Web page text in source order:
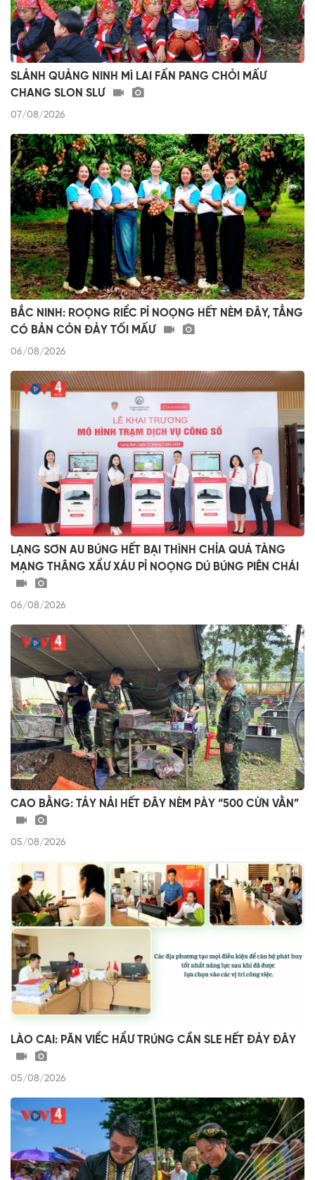
SLẢNH QUẢNG NINH MÌ LAI FẤN PANG CHỎI MẤƯ
CHANG SLON SLƯ
07/08/2026
BẮC NINH: ROỌNG RIỂC PỈ NOỌNG HẾT NÈM ĐÂY, TẲNG
CÓ BẢN CỎN ĐẢY TỐI MẤƯ
06/08/2026
LẠNG SƠN AU BÚNG HẾT BẠI THÌNH CHỈA QUÁ TÀNG
MẠNG THÂNG XẨƯ XÁU PỈ NOỌNG DÚ BÚNG PIÊN CHÁI
06/08/2026
CAO BẰNG: TẢY NẢI HẾT ĐÂY NÈM PÀY “500 CỪN VẰN”
05/08/2026
LÀO CAI: PĂN VIỂC HẨƯ TRÚNG CẦN SLE HẾT ĐẢY ĐÂY
05/08/2026